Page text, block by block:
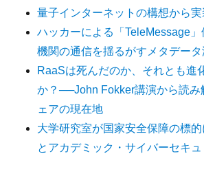
量子インターネットの構想から
ハッカーによる「TeleMessage
機関の通信を揺るがすメタデー
RaaSは死んだのか、それとも進
か？──John Fokker講演から読み
ェアの現在地
大学研究室が国家安全保障の標
とアカデミック・サイバーセキ